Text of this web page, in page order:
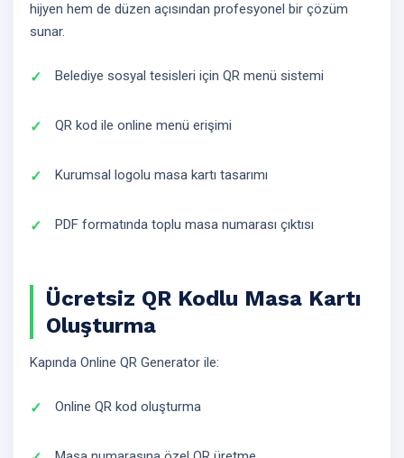
hijyen hem de düzen açısından profesyonel bir çözüm
sunar.
Belediye sosyal tesisleri için QR menü sistemi
QR kod ile online menü erişimi
Kurumsal logolu masa kartı tasarımı
PDF formatında toplu masa numarası çıktısı
Ücretsiz QR Kodlu Masa Kartı
Oluşturma
Kapında Online QR Generator ile:
Online QR kod oluşturma